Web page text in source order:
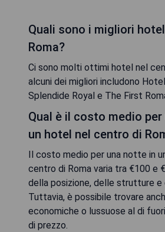
Quali sono i migliori
Roma?
Ci sono molti ottimi hotel nel
alcuni dei migliori includono
Splendide Royal e The First
Qual è il costo medio
un hotel nel centro di
Il costo medio per una notte in
centro di Roma varia tra €100 e
della posizione, delle strutture e
Tuttavia, è possibile trovare
economiche o lussuose al di
di prezzo.